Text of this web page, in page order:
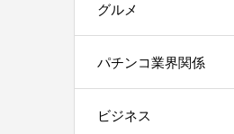
グルメ
パチンコ業界関係
ビジネス